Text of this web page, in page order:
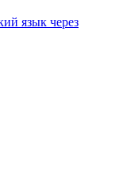
язык через